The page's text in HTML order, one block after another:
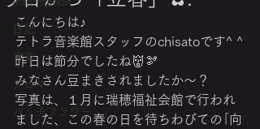
日記
音楽
アロマ
バッチフラワー
こんにちは♪
テトラ音楽館スタッフのchisatoです^ ^
昨日は節分でしたね👹🫘
みなさん豆まきされましたか～？
写真は、１月に瑞穂福祉会館で行われ
ました、この春の日を待ちわびての｢向